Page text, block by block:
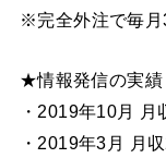
※完全外注で毎月
★情報発信の実績
・2019年10月
・2019年3月 月